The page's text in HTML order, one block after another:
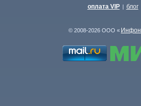
оплата VIP | блог
© 2008-2026 ООО « Инфон